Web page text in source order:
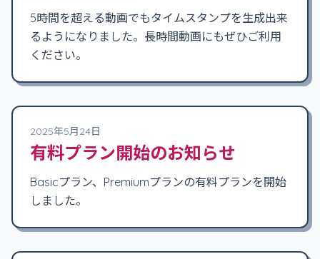
5時間を超える動画でもタイムスタンプを生成出来
るようになりました。長時間動画にもぜひご利用
ください。
2025年5月24日
有料プラン開始のお知らせ
Basicプラン、Premiumプランの有料プランを開始
しました。